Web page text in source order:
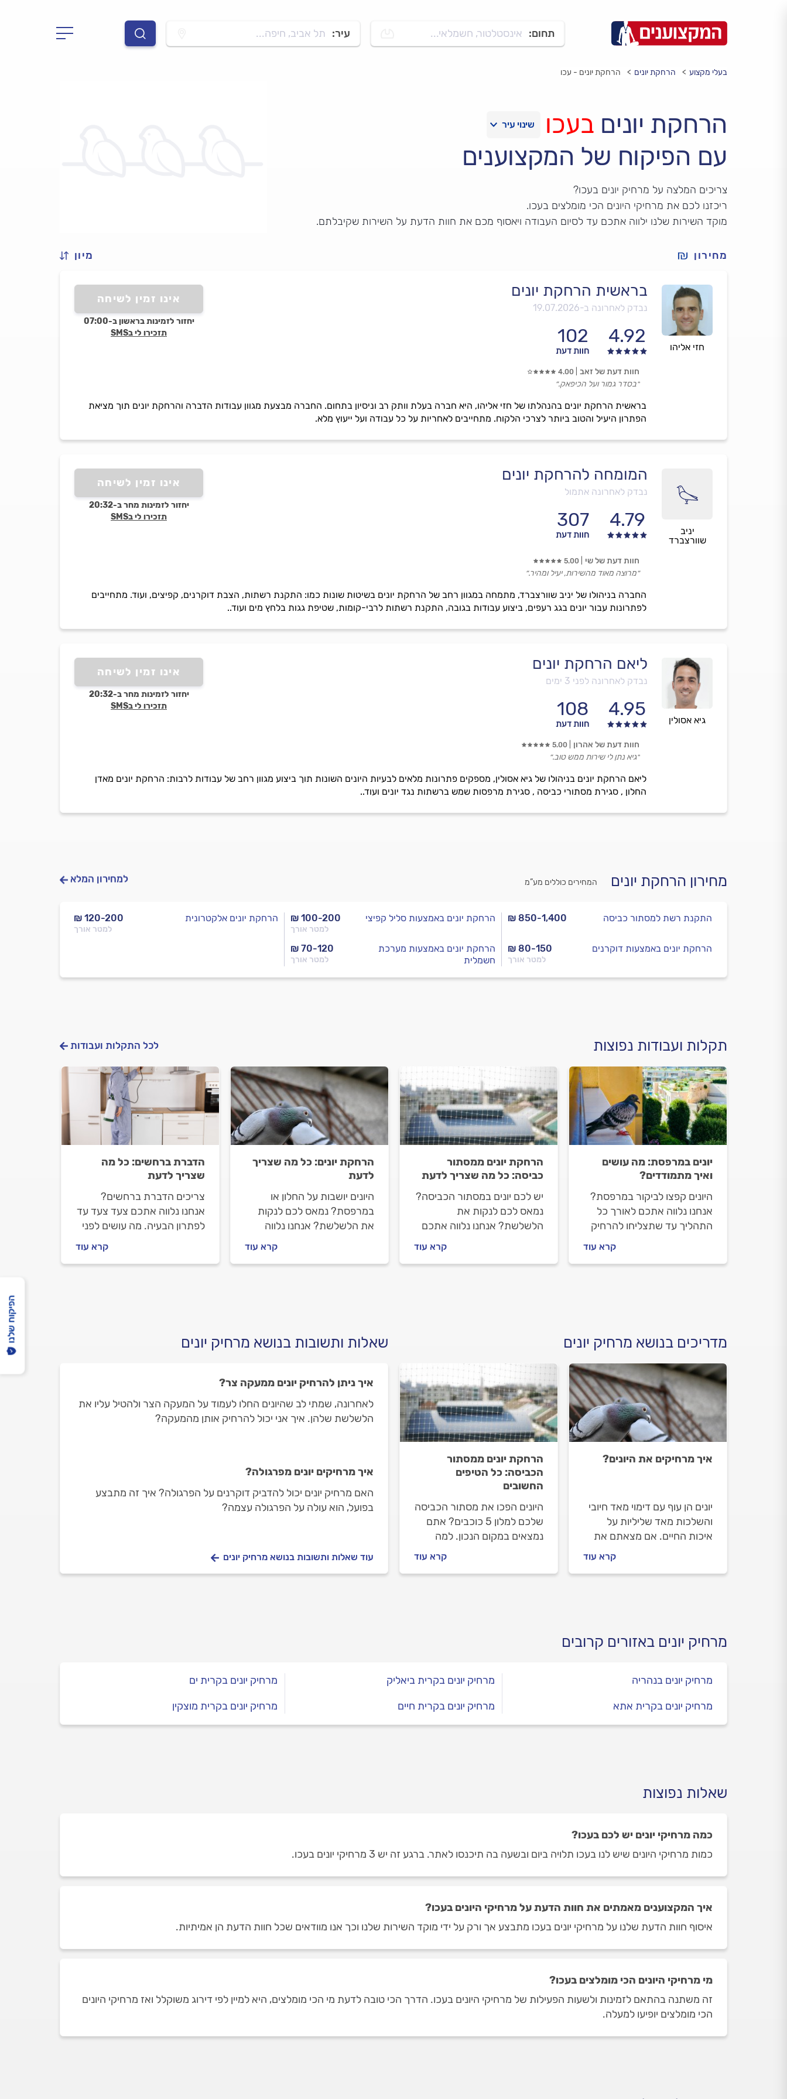
תחום: אינסטלטור, חשמלאי... עיר: תל אביב, חיפה...
בעלי מקצוע הרחקת יונים הרחקת יונים - עכו
הרחקת יונים בעכו
עם הפיקוח של המקצוענים
צריכים המלצה על מרחיק יונים בעכו?
ריכזנו לכם את מרחיקי היונים הכי מומלצים בעכו.
מוקד השירות שלנו ילווה אתכם עד לסיום העבודה ויאסוף מכם את חוות הדעת על השירות שקיבלתם.
מחירון מיון
חזי אליהו
בראשית הרחקת יונים
נבדק לאחרונה ב-19.07.2026
4.92
102
חוות דעת
אינו זמין לשיחה
יחזור לזמינות בראשון ב-07:00
תזכירו לי בSMS
בראשית הרחקת יונים בהנהלתו של חזי אליהו, היא חברה בעלת וותק רב וניסיון בתחום. החברה מבצעת מגוון עבודות הדברה והרחקת יונים תוך מציאת
הפתרון היעיל והטוב ביותר לצרכי הלקוח. מתחייבים לאחריות על כל עבודה ועל ייעוץ מלא.
חוות דעת של זאב 4.00
״בסדר גמור ועל הכיפאק.״
יניב
שוורצברד
המומחה להרחקת יונים
נבדק לאחרונה אתמול
4.79
307
חוות דעת
אינו זמין לשיחה
יחזור לזמינות מחר ב-20:32
תזכירו לי בSMS
החברה בניהולו של יניב שוורצברד, מתמחה במגוון רחב של הרחקת יונים בשיטות שונות כמו: התקנת רשתות, הצבת דוקרנים, קפיצים, ועוד. מתחייבים
לפתרונות עבור יונים בגג רעפים, ביצוע עבודות בגובה, התקנת רשתות לרבי-קומות, שטיפת גגות בלחץ מים ועוד..
חוות דעת של שי 5.00
״מרוצה מאוד מהשירות, יעיל ומהיר.״
גיא אסולין
ליאם הרחקת יונים
נבדק לאחרונה לפני 3 ימים
4.95
108
חוות דעת
אינו זמין לשיחה
יחזור לזמינות מחר ב-20:32
תזכירו לי בSMS
ליאם הרחקת יונים בניהולו של גיא אסולין, מספקים פתרונות מלאים לבעיות היונים השונות תוך ביצוע מגוון רחב של עבודות לרבות: הרחקת יונים מאדן
החלון , סגירת מסתורי כביסה , סגירת מרפסות שמש ברשתות נגד יונים ועוד..
חוות דעת של אהרון 5.00
״גיא נתן לי שירות ממש טוב.״
מחירון הרחקת יונים המחירים כוללים מע”מ למחירון המלא
₪ 850-1,400 התקנת רשת למסתור כביסה
₪ 80-150
למטר אורך
הרחקת יונים באמצעות דוקרנים
₪ 100-200
למטר אורך
הרחקת יונים באמצעות סליל קפיצי
₪ 70-120
למטר אורך
הרחקת יונים באמצעות מערכת
חשמלית
₪ 120-200
למטר אורך
הרחקת יונים אלקטרונית
תקלות ועבודות נפוצות לכל התקלות ועבודות
יונים במרפסת: מה עושים
ואיך מתמודדים?
היונים קפצו לביקור במרפסת?
אנחנו נלווה אתכם לאורך כל
התהליך עד שתצליחו להרחיק
מהמרפסת ואיך מתנהלים מול
מרחיק יונים מקצועי? כל
קרא עוד
הרחקת יונים ממסתור
כביסה: כל מה שצריך לדעת
יש לכם יונים במסתור הכביסה?
נמאס לכם לנקות את
הלשלשת? אנחנו נלווה אתכם
לדעת לפני שמזמינים מרחיק
יונים וכמה זה יעלה לכם? כל
קרא עוד
הרחקת יונים: כל מה שצריך
לדעת
היונים יושבות על החלון או
במרפסת? נמאס לכם לנקות
את הלשלשת? אנחנו נלווה
חשוב לדעת לפני שמזמינים
מרחיק יונים וכמה זה יעלה
קרא עוד
הדברת ברחשים: כל מה
שצריך לדעת
צריכים הדברת ברחשים?
אנחנו נלווה אתכם צעד צעד עד
לפתרון הבעיה. מה עושים לפני
מול המדביר וכמה העבודה
תעלה לכם? התשובות לפניכם.
קרא עוד
מדריכים בנושא מרחיק יונים
איך מרחיקים את היונים?
יונים הן עוף עם דימוי מאד חיובי
והשלכות מאד שליליות על
איכות החיים. אם מצאתם את
שירותי הרחקת יונים מקצועיים,
אל תדחו את הטיפול. המצב רק
קרא עוד
הרחקת יונים ממסתור
הכביסה: כל הטיפים
החשובים
היונים הפכו את מסתור הכביסה
שלכם למלון 5 כוכבים? אתם
נמצאים במקום הנכון. למה
שיותר מהר ואיך עושים את זה
במקצועיות? המקצוענים עם כל
קרא עוד
שאלות ותשובות בנושא מרחיק יונים
איך ניתן להרחיק יונים ממעקה צר?
לאחרונה, שמתי לב שהיונים החלו לעמוד על המעקה הצר ולהטיל עליו את
הלשלשת שלהן. איך אני יכול להרחיק אותן מהמעקה?
איך מרחיקים יונים מפרגולה?
האם מרחיק יונים יכול להדביק דוקרנים על הפרגולה? איך זה מתבצע
בפועל, הוא עולה על הפרגולה עצמה?
עוד שאלות ותשובות בנושא מרחיק יונים
מרחיק יונים באזורים קרובים
מרחיק יונים בנהריה
מרחיק יונים בקרית אתא
מרחיק יונים בקרית ביאליק
מרחיק יונים בקרית חיים
מרחיק יונים בקרית ים
מרחיק יונים בקרית מוצקין
שאלות נפוצות
כמה מרחיקי יונים יש לכם בעכו?
כמות מרחיקי היונים שיש לנו בעכו תלויה ביום ובשעה בה תיכנסו לאתר. ברגע זה יש 3 מרחיקי יונים בעכו.
איך המקצוענים מאמתים את חוות הדעת על מרחיקי היונים בעכו?
איסוף חוות הדעת שלנו על מרחיקי יונים בעכו מתבצע אך ורק על ידי מוקד השירות שלנו וכך אנו מוודאים שכל חוות הדעת הן אמיתיות.
מי מרחיקי היונים הכי מומלצים בעכו?
זה משתנה בהתאם לזמינות ולשעות הפעילות של מרחיקי היונים בעכו. הדרך הכי טובה לדעת מי הכי מומלצים, היא למיין לפי דירוג משוקלל ואז מרחיקי היונים
הכי מומלצים יופיעו למעלה.
הפיקוח שלנו